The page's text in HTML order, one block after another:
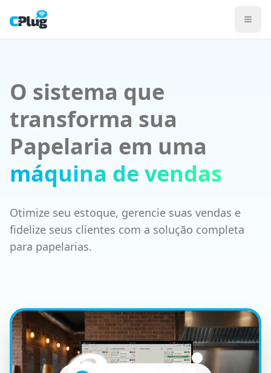
Sistema CPlug para Papelarias
PDV preparado para mix alto de SKUs (papelaria,
NFC-e emitida direto pelo caixa para consumidor final,
PDV
Gestão de Estoque
Emissão Fiscal
ERP Gestão
BI e Relatórios
O sistema que
transforma sua
Papelaria em uma
máquina de vendas
Otimize seu estoque, gerencie suas vendas e
fidelize seus clientes com a solução completa
para papelarias.